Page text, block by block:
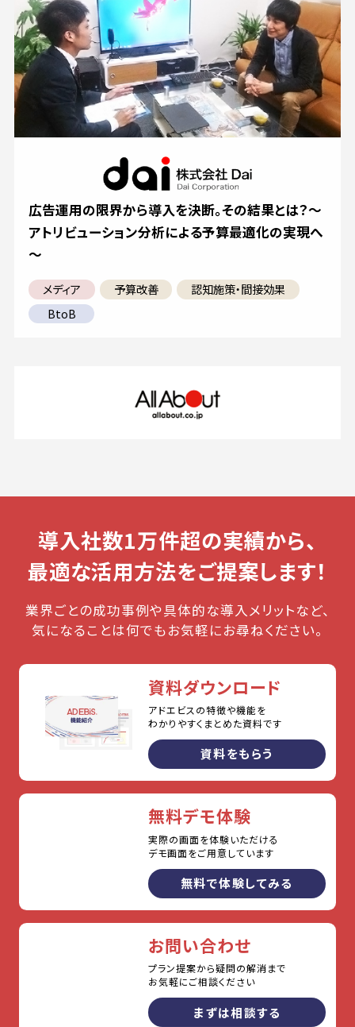
広告運用の限界から導入を決断。その結果とは？～
アトリビューション分析による予算最適化の実現へ
～
メディア 予算改善
認知施策・間接効果
BtoB
導入社数1万件超の実績から、
最適な活用方法をご提案します！
業界ごとの成功事例や具体的な導入メリットなど、
気になることは何でもお気軽にお尋ねください。
資料ダウンロード
アドエビスの特徴や機能を
わかりやすくまとめた資料です
資料をもらう
無料デモ体験
実際の画面を体験いただける
デモ画面をご用意しています
無料で体験してみる
お問い合わせ
プラン提案から疑問の解消まで
お気軽にご相談ください
まずは相談する